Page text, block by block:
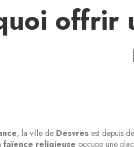
offrir
, la ville de Desvresest depuis
faïence religieuse occupe une